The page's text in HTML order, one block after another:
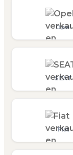
Opel
SEAT
Fiat